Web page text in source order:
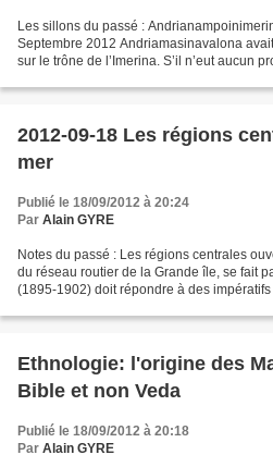
Les sillons du passé :
Septembre 2012 Andriamasinavalona
sur le trône de l’Imerina. S’il n’eut aucun
2012-09-18 Les régions
mer
Publié le 18/09/2012 à 20:24
Par Alain GYRE
Notes du passé : Les régions centrales
du réseau routier de la Grande île, se fait
(1895-1902) doit répondre à des
Ethnologie: l'origine des
Bible et non Veda
Publié le 18/09/2012 à 20:18
Par Alain GYRE